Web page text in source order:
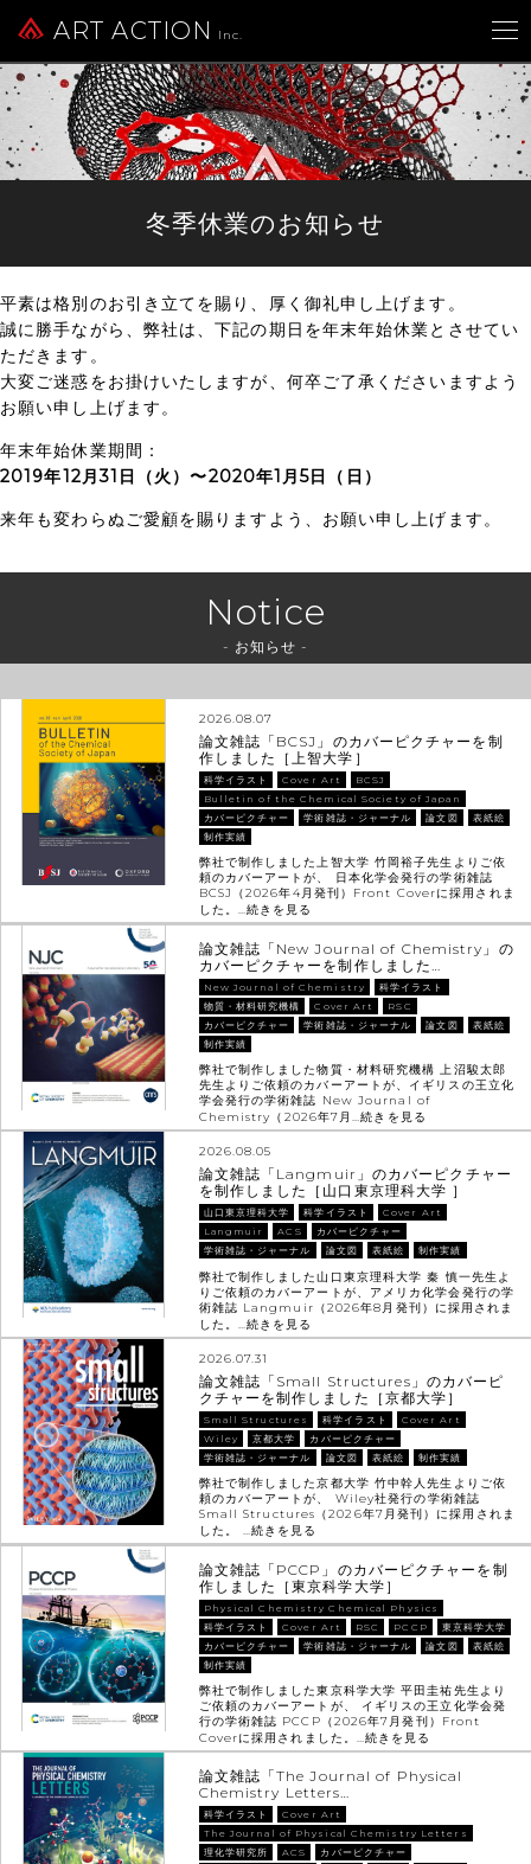
ART ACTION Inc.
冬季休業のお知らせ
平素は格別のお引き立てを賜り、厚く御礼申し上げます。
誠に勝手ながら、弊社は、下記の期日を年末年始休業とさせてい
ただきます。
大変ご迷惑をお掛けいたしますが、何卒ご了承くださいますよう
お願い申し上げます。
年末年始休業期間：
2019年12月31日（火）〜2020年1月5日（日）
来年も変わらぬご愛顧を賜りますよう、お願い申し上げます。
Notice
- お知らせ -
2026.08.07
論文雑誌「BCSJ」のカバーピクチャーを制
作しました［上智大学］
科学イラスト Cover Art
BCSJ
Bulletin of the Chemical Society of Japan
カバーピクチャー
学術雑誌・ジャーナル 論文図
表紙絵
制作実績
弊社で制作しました上智大学 竹岡裕子先生よりご依
頼のカバーアートが、 日本化学会発行の学術雑誌
BCSJ（2026年4月発刊）Front Coverに採用されま
した。…続きを見る
論文雑誌「New Journal of Chemistry」の
カバーピクチャーを制作しました…
New Journal of Chemistry
科学イラスト
物質・材料研究機構
Cover Art
RSC
カバーピクチャー
学術雑誌・ジャーナル 論文図
表紙絵
制作実績
弊社で制作しました物質・材料研究機構 上沼駿太郎
先生よりご依頼のカバーアートが、イギリスの王立化
学会発行の学術雑誌 New Journal of
Chemistry（2026年7月…続きを見る
2026.08.05
論文雑誌「Langmuir」のカバーピクチャー
を制作しました［山口東京理科大学 ］
山口東京理科大学 科学イラスト
Cover Art
Langmuir
ACS
カバーピクチャー
学術雑誌・ジャーナル
論文図 表紙絵 制作実績
弊社で制作しました山口東京理科大学 秦 慎一先生よ
りご依頼のカバーアートが、アメリカ化学会発行の学
術雑誌 Langmuir（2026年8月発刊）に採用されま
した。… 続きを見る
2026.07.31
論文雑誌「Small Structures」のカバーピ
クチャーを制作しました［京都大学］
Small Structures 科学イラスト
Cover Art
Wiley
京都大学
カバーピクチャー
学術雑誌・ジャーナル
論文図 表紙絵 制作実績
弊社で制作しました京都大学 竹中幹人先生よりご依
頼のカバーアートが、 Wiley社発行の学術雑誌
Small Structures（2026年7月発刊）に採用されま
した。 …続きを見る
論文雑誌「PCCP」のカバーピクチャーを制
作しました［東京科学大学］
Physical Chemistry Chemical Physics
科学イラスト
Cover Art RSC PCCP
東京科学大学
カバーピクチャー
学術雑誌・ジャーナル 論文図
表紙絵
制作実績
弊社で制作しました東京科学大学 平田圭祐先生より
ご依頼のカバーアートが、 イギリスの王立化学会発
行の学術雑誌 PCCP（2026年7月発刊）Front
Coverに採用されました。…続きを見る
論文雑誌「The Journal of Physical
Chemistry Letters…
科学イラスト
Cover Art
The Journal of Physical Chemistry Letters
理化学研究所
ACS
カバーピクチャー